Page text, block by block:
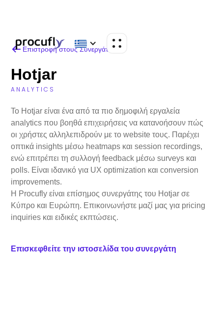
Επιστροφή στους Συνεργάτες
Hotjar
ANALYTICS
Το Hotjar είναι ένα από τα πιο δημοφιλή εργαλεία
analytics που βοηθά επιχειρήσεις να κατανοήσουν πώς
οι χρήστες αλληλεπιδρούν με το website τους. Παρέχει
οπτικά insights μέσω heatmaps και session recordings,
ενώ επιτρέπει τη συλλογή feedback μέσω surveys και
polls. Είναι ιδανικό για UX optimization και conversion
improvements.
Η Procufly είναι επίσημος συνεργάτης του Hotjar σε
Κύπρο και Ευρώπη. Επικοινωνήστε μαζί μας για pricing
inquiries και ειδικές εκπτώσεις.
Επισκεφθείτε την ιστοσελίδα του συνεργάτη